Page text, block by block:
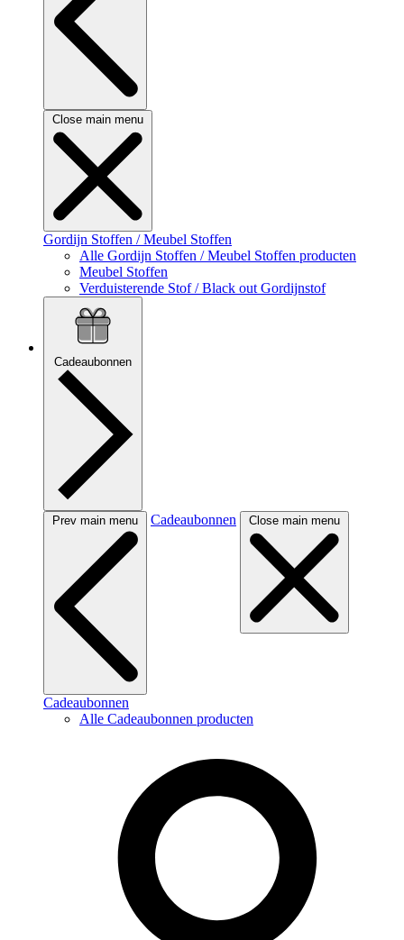
Close main menu
Gordijn Stoffen / Meubel Stoffen
Alle Gordijn Stoffen / Meubel Stoffen producten
Meubel Stoffen
Verduisterende Stof / Black out Gordijnstof
Cadeaubonnen
Prev main menu Cadeaubonnen Close main menu
Cadeaubonnen
Alle Cadeaubonnen producten